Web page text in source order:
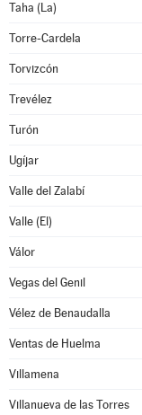
Taha (La)
Torre-Cardela
Torvizcón
Trevélez
Turón
Ugíjar
Valle del Zalabí
Valle (El)
Válor
Vegas del Genil
Vélez de Benaudalla
Ventas de Huelma
Villamena
Villanueva de las Torres